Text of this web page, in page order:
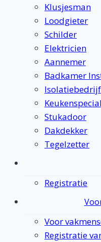
Klusjesman
Loodgieter
Schilder
Elektricien
Aannemer
Badkamer
Isolatiebedrijf
Stukadoor
Dakdekker
Tegelzetter
Registratie
Voor
Registratie